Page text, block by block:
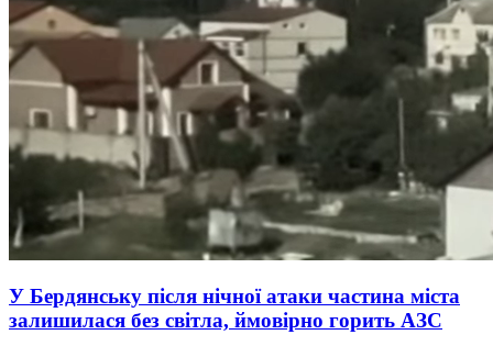
У Бердянську після нічної атаки частина міста
залишилася без світла, ймовірно горить АЗС